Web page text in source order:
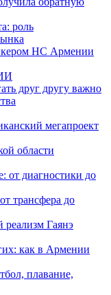
роль
НС Армении
друг другу важно
мегапроект
области
от диагностики до
трансфера до
реализм Гаянэ
как в Армении
плавание,